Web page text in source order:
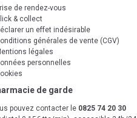
de rendez-vous
& collect
un effet indésirable
générales de vente (CGV)
légales
personnelles
de garde
pouvez contacter le 0825 74 20 30